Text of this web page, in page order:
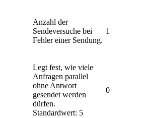
Anzahl der
Sendeversuche bei
Fehler einer Sendung.
1
Legt fest, wie viele
Anfragen parallel
ohne Antwort
gesendet werden
dürfen.
Standardwert: 5
0